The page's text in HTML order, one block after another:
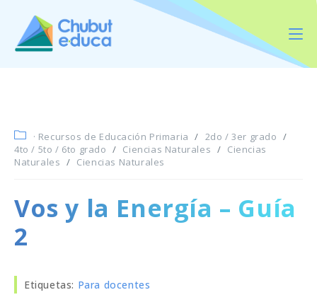
· Recursos de Educación Primaria / 2do / 3er grado /
4to / 5to / 6to grado / Ciencias Naturales / Ciencias
Naturales / Ciencias Naturales
Vos y la Energía – Guía
2
Etiquetas: Para docentes